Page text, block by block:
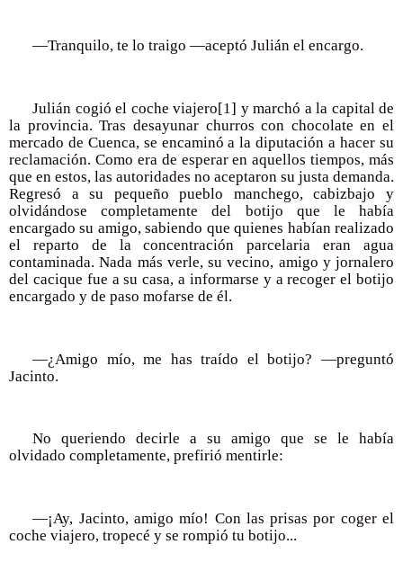
—Tranquilo, te lo traigo —aceptó Julián el encargo.
Julián cogió el coche viajero[1] y marchó a la capital de
la provincia. Tras desayunar churros con chocolate en el
mercado de Cuenca, se encaminó a la diputación a hacer su
reclamación. Como era de esperar en aquellos tiempos, más
que en estos, las autoridades no aceptaron su justa demanda.
Regresó a su pequeño pueblo manchego, cabizbajo y
olvidándose completamente del botijo que le había
encargado su amigo, sabiendo que quienes habían realizado
el reparto de la concentración parcelaria eran agua
contaminada. Nada más verle, su vecino, amigo y jornalero
del cacique fue a su casa, a informarse y a recoger el botijo
encargado y de paso mofarse de él.
—¿Amigo mío, me has traído el botijo? —preguntó
Jacinto.
No queriendo decirle a su amigo que se le había
olvidado completamente, prefirió mentirle:
—¡Ay, Jacinto, amigo mío! Con las prisas por coger el
coche viajero, tropecé y se rompió tu botijo...